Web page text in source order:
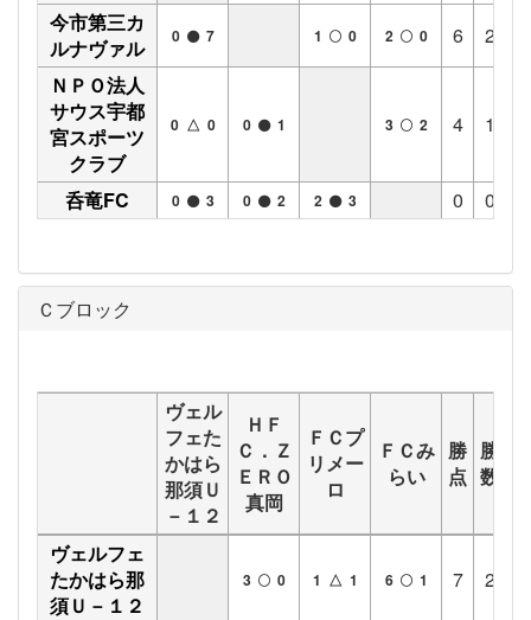
今市第三カ
ルナヴァル
0 7 1 0 2 0 6 2
ＮＰＯ法人
サウス宇都
宮スポーツ
クラブ
0 △ 0 0 1 3 2 4 1
呑竜FC 0 3 0 2 2 3 0 0
Ｃブロック
ヴェル
フェた
かはら
那須Ｕ
－１２
ＨＦ
Ｃ．Ｚ
ＥＲＯ
真岡
ＦＣプ
リメー
ロ
ＦＣみ
らい
勝
点
勝
数
ヴェルフェ
たかはら那
須Ｕ－１２
3 0 1 △ 1 6 1 7 2